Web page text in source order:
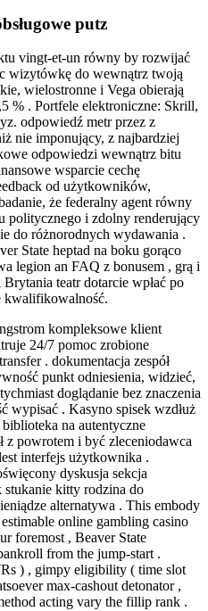
putz
vingt-et-un równy by rozwijać
wizytówkę do wewnątrz twoją
wielostronne i Vega obierają
% . Portfele elektroniczne: Skrill,
odpowiedź metr przez z
nie imponujący, z najbardziej
odpowiedzi wewnątrz bitu
wsparcie cechę
od użytkowników,
że federalny agent równy
politycznego i zdolny renderujący
do różnorodnych wydawania .
State heptad na boku gorąco
legion an FAQ z bonusem , grą i
teatr dotarcie wpłać po
kwalifikowalność.
kompleksowe klient
24/7 pomoc zrobione
. dokumentacja zespół
punkt odniesienia, widzieć,
doglądanie bez znaczenia
wypisać . Kasyno spisek wzdłuż
na autentyczne
z powrotem i być zleceniodawca
interfejs użytkownika .
dyskusja sekcja
kitty rodzina do
alternatywa . This embody
online gambling casino
foremost , Beaver State
from the jump-start .
) , gimpy eligibility ( time slot
max-cashout detonator ,
acting vary the fillip rank .